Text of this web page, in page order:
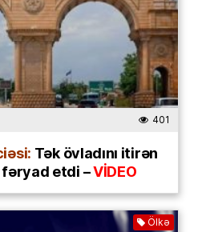
401
Tək övladını itirən
etdi –VİDEO
Ölkə